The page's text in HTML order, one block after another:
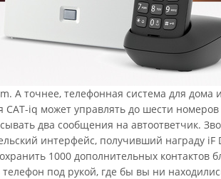
А точнее, телефонная система для
CAT-iq может управлять до шести
два сообщения на автоответчик.
интерфейс, получивший награду
1000 дополнительных контактов
под рукой, где бы вы ни